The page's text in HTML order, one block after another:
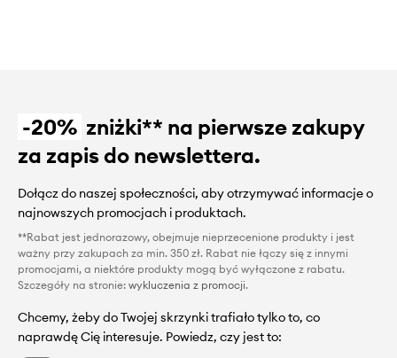
-20% zniżki** na pierwsze zakupy
za zapis do newslettera.
Dołącz do naszej społeczności, aby otrzymywać informacje o
najnowszych promocjach i produktach.
**Rabat jest jednorazowy, obejmuje nieprzecenione produkty i jest
ważny przy zakupach za min. 350 zł. Rabat nie łączy się z innymi
promocjami, a niektóre produkty mogą być wyłączone z rabatu.
Szczegóły na stronie: wykluczenia z promocji.
Chcemy, żeby do Twojej skrzynki trafiało tylko to, co
naprawdę Cię interesuje. Powiedz, czy jest to: